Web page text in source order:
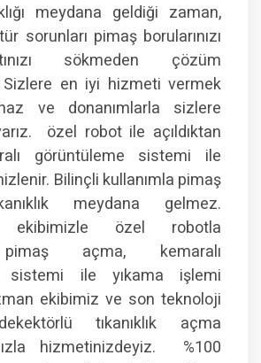
meydana geldiği zaman,
sorunları pimaş borularınızı
sökmeden çözüm
Sizlere en iyi hizmeti vermek
ve donanımlarla sizlere
özel robot ile açıldıktan
görüntüleme sistemi ile
Bilinçli kullanımla pimaş
meydana gelmez.
ekibimizle özel robotla
açma, kemaralı
sistemi ile yıkama işlemi
ekibimiz ve son teknoloji
tıkanıklık açma
hizmetinizdeyiz. %100